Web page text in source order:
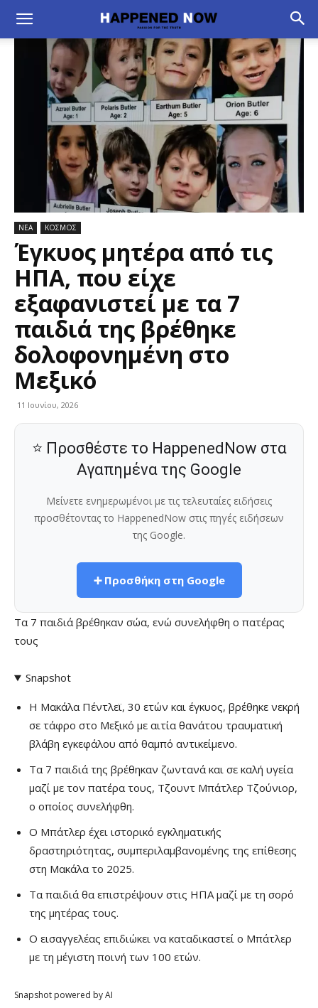
ΝΕΑ ΚΟΣΜΟΣ
Έγκυος μητέρα από τις
ΗΠΑ, που είχε
εξαφανιστεί με τα 7
παιδιά της βρέθηκε
δολοφονημένη στο
Μεξικό
11 Ιουνίου, 2026
⭐ Προσθέστε το HappenedNow στα
Αγαπημένα της Google
Μείνετε ενημερωμένοι με τις τελευταίες ειδήσεις
προσθέτοντας το HappenedNow στις πηγές ειδήσεων
της Google.
➕ Προσθήκη στη Google
Τα 7 παιδιά βρέθηκαν σώα, ενώ συνελήφθη ο πατέρας
τους
Snapshot
Η Μακάλα Πέντλεϊ, 30 ετών και έγκυος, βρέθηκε νεκρή
σε τάφρο στο Μεξικό με αιτία θανάτου τραυματική
βλάβη εγκεφάλου από θαμπό αντικείμενο.
Τα 7 παιδιά της βρέθηκαν ζωντανά και σε καλή υγεία
μαζί με τον πατέρα τους, Τζουντ Μπάτλερ Τζούνιορ,
ο οποίος συνελήφθη.
Ο Μπάτλερ έχει ιστορικό εγκληματικής
δραστηριότητας, συμπεριλαμβανομένης της επίθεσης
στη Μακάλα το 2025.
Τα παιδιά θα επιστρέψουν στις ΗΠΑ μαζί με τη σορό
της μητέρας τους.
Ο εισαγγελέας επιδιώκει να καταδικαστεί ο Μπάτλερ
με τη μέγιστη ποινή των 100 ετών.
Snapshot powered by AI